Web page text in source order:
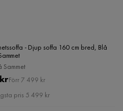
- Djup soffa 160 cm bred, Blå
Sammet
Pris
Original
Pris
Förr 7 499 kr
pris 5 499 kr